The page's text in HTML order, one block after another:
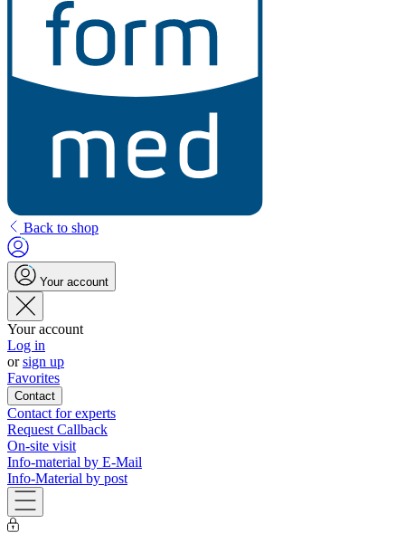
Back to shop
Your account
Your account
Log in
orsign up
Favorites
Contact
Contact for experts
Request Callback
On-site visit
Info-material by E-Mail
Info-Material by post